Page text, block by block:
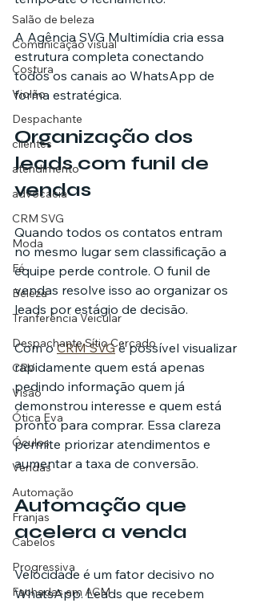
Salão de beleza
Comunicação visual
Costura
Violão
Despachante
clientes
atendimento
advocacia
CRM SVG
Moda
Fé
Beleza
Tranferência Veicular
Despachante Sítio Cercado
CRV
Visão
Ótica Eva
Óculos
Vendas
Automação
Franjas
Cabelos
Progressiva
Fachadas em ACM
A Agência SVG Multimídia cria essa
estrutura completa conectando
todos os canais ao WhatsApp de
forma estratégica.
Organização dos
leads com funil de
vendas
Quando todos os contatos entram
no mesmo lugar sem classificação a
equipe perde controle. O funil de
vendas resolve isso ao organizar os
leads por estágio de decisão.
Com o CRM SVG é possível visualizar
rapidamente quem está apenas
pedindo informação quem já
demonstrou interesse e quem está
pronto para comprar. Essa clareza
permite priorizar atendimentos e
aumentar a taxa de conversão.
Automação que
acelera a venda
Velocidade é um fator decisivo no
WhatsApp. Leads que recebem